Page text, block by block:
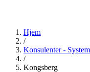
Hjem
/
Konsulenter -
/
Kongsberg